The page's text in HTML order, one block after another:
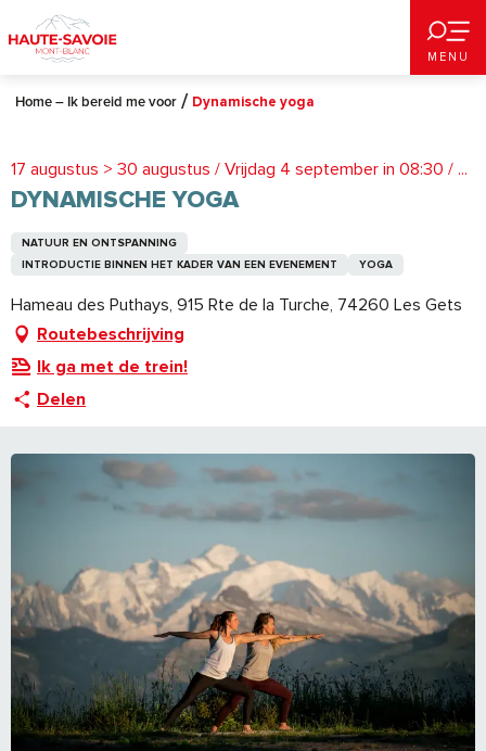
au
contenu
principal
MENU
Home – Ik bereid me voor Dynamische yoga
17 augustus > 30 augustus / Vrijdag 4 september in 08:30 / ...
DYNAMISCHE YOGA
NATUUR EN ONTSPANNING
INTRODUCTIE BINNEN HET KADER VAN EEN EVENEMENT
YOGA
Hameau des Puthays, 915 Rte de la Turche, 74260 Les Gets
Routebeschrijving
Ik ga met de trein!
Delen